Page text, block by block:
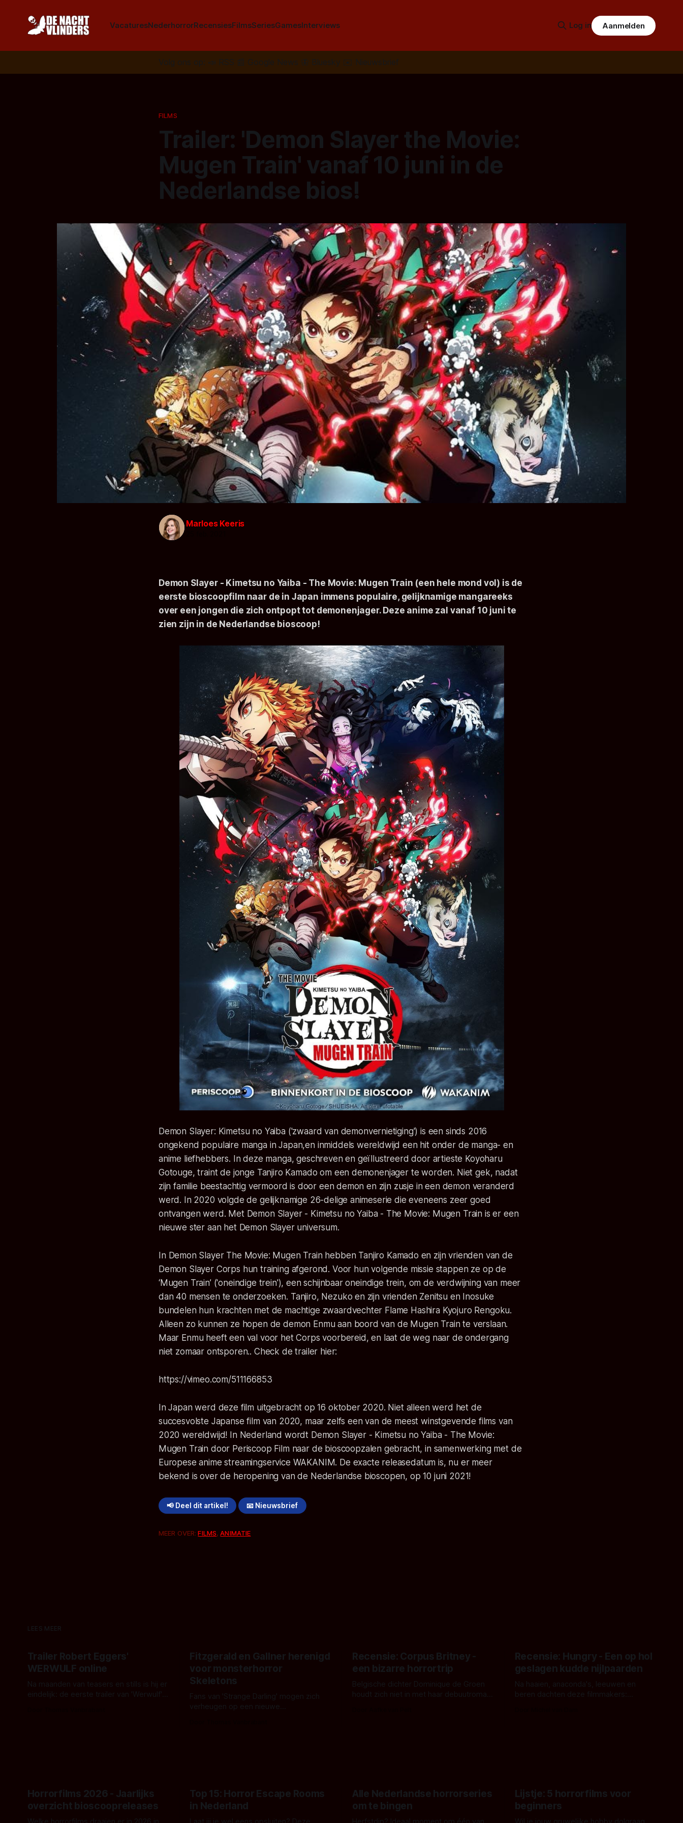
VacaturesNederhorrorRecensiesFilmsSeriesGamesInterviews Log in Aanmelden
Volg ons op: 📣 RSS 📰 Google News 🦋 Bluesky ✉️ Nieuwsbrief
FILMS
Trailer: 'Demon Slayer the Movie:
Mugen Train' vanaf 10 juni in de
Nederlandse bios!
Marloes Keeris
Demon Slayer - Kimetsu no Yaiba - The Movie: Mugen Train (een hele mond vol) is de
eerste bioscoopfilm naar de in Japan immens populaire, gelijknamige mangareeks
over een jongen die zich ontpopt tot demonenjager. Deze anime zal vanaf 10 juni te
zien zijn in de Nederlandse bioscoop!
Demon Slayer: Kimetsu no Yaiba('zwaard van demonvernietiging') is een sinds 2016
ongekend populaire manga in Japan,en inmiddels wereldwijd een hit onder de manga- en
anime liefhebbers. In deze manga, geschreven en geïllustreerd door artieste Koyoharu
Gotouge, traint de jonge Tanjiro Kamado om een demonenjager te worden. Niet gek, nadat
zijn familie beestachtig vermoord is door een demon en zijn zusje in een demon veranderd
werd. In 2020 volgde de gelijknamige 26-delige animeserie die eveneens zeer goed
ontvangen werd. Met Demon Slayer - Kimetsu no Yaiba - The Movie: Mugen Train is er een
nieuwe ster aan het Demon Slayer universum.
In Demon Slayer The Movie: Mugen Trainhebben Tanjiro Kamado en zijn vrienden van de
Demon Slayer Corps hun training afgerond. Voor hun volgende missie stappen ze op de
‘Mugen Train’ ('oneindige trein'), een schijnbaar oneindige trein, om de verdwijning van meer
dan 40 mensen te onderzoeken. Tanjiro, Nezuko en zijn vrienden Zenitsu en Inosuke
bundelen hun krachten met de machtige zwaardvechter Flame Hashira Kyojuro Rengoku.
Alleen zo kunnen ze hopen de demon Enmu aan boord van de Mugen Train te verslaan.
Maar Enmu heeft een val voor het Corps voorbereid, en laat de weg naar de ondergang
niet zomaar ontsporen.. Check de trailer hier:
https://vimeo.com/511166853
In Japan werd deze film uitgebracht op 16 oktober 2020. Niet alleen werd het de
succesvolste Japanse film van 2020, maar zelfs een van de meest winstgevende films van
2020 wereldwijd! In Nederland wordt Demon Slayer - Kimetsu no Yaiba - The Movie:
Mugen Train door Periscoop Film naar de bioscoopzalen gebracht, in samenwerking met de
Europese anime streamingservice WAKANIM. De exacte releasedatum is, nu er meer
bekend is over de heropening van de Nederlandse bioscopen, op 10 juni 2021!
📢 Deel dit artikel! 📧 Nieuwsbrief
MEER OVER:FILMS,ANIMATIE
LEES MEER
Trailer Robert Eggers'
WERWULF online
Na maanden van teasers en stills is hij er
eindelijk: de eerste trailer van 'Werwulf'.
Fitzgerald en Gallner herenigd
voor monsterhorror
Skeletons
Fans van 'Strange Darling' mogen zich
verheugen op een nieuwe
Recensie: Corpus Britney -
een bizarre horrortrip
Belgische dichter Dominique de Groen
houdt zich niet in met haar debuutroman.
Recensie: Hungry - Een op hol
geslagen kudde nijlpaarden
Na haaien, anaconda's, leeuwen en
beren dachten deze filmmakers:
Horrorfilms 2026 - Jaarlijks
overzicht bioscoopreleases
Top 15: Horror Escape Rooms
in Nederland
Alle Nederlandse horrorseries
om te bingen
Lijstje: 5 horrorfilms voor
beginners